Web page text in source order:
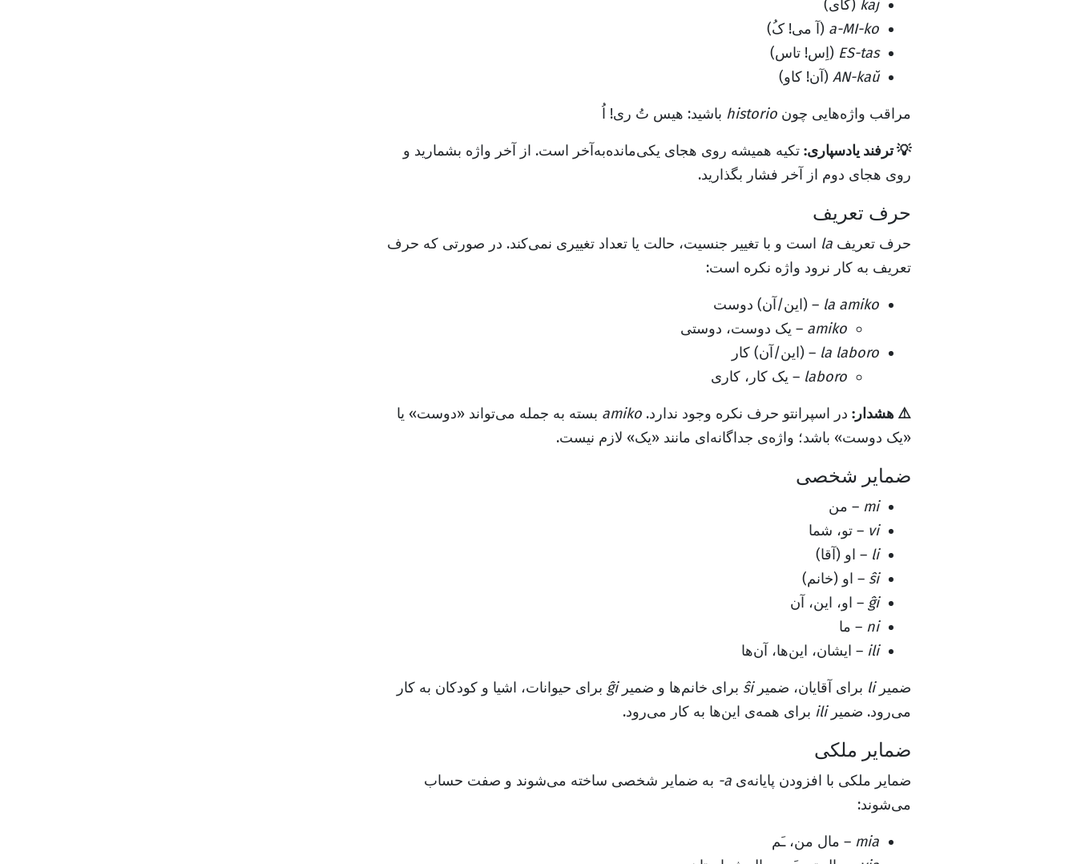
kaj (کای)
a-MI-ko (آ می! کُ)
ES-tas (اِس! تاس)
AN-kaŭ (آن! کاو)
مراقب واژه‌هایی چون historio باشید: هیس تُ ری! اُ
💡 ترفند یادسپاری: تکیه همیشه روی هجای یکی‌مانده‌به‌آخر است. از آخر واژه بشمارید و
روی هجای دوم از آخر فشار بگذارید.
حرف تعریف
حرف تعریف la است و با تغییر جنسیت، حالت یا تعداد تغییری نمی‌کند. در صورتی که حرف
تعریف به کار نرود واژه نکره است:
la amiko – (این/آن) دوست
amiko – یک دوست، دوستی
la laboro – (این/آن) کار
laboro – یک کار، کاری
⚠️ هشدار: در اسپرانتو حرف نکره وجود ندارد. amiko بسته به جمله می‌تواند «دوست» یا
«یک دوست» باشد؛ واژه‌ی جداگانه‌ای مانند «یک» لازم نیست.
ضمایر شخصی
mi – من
vi – تو، شما
li – او (آقا)
ŝi – او (خانم)
ĝi – او، این، آن
ni – ما
ili – ایشان، این‌ها، آن‌ها
ضمیرli برای آقایان، ضمیرŝi برای خانم‌ها و ضمیرĝi برای حیوانات، اشیا و کودکان به کار
می‌رود. ضمیرili برای همه‌ی این‌ها به کار می‌رود.
ضمایر ملکی
ضمایر ملکی با افزودن پایانه‌ی -a به ضمایر شخصی ساخته می‌شوند و صفت حساب
می‌شوند:
mia – مال من، ـَم